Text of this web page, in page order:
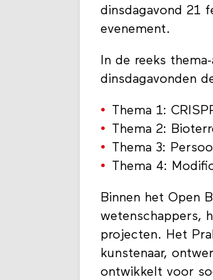
dinsdagavond 21
evenement.
In de reeks
dinsdagavonden
Thema 1:
Thema 2:
Thema 3:
Thema 4:
Binnen het Open
wetenschappers,
projecten. Het
kunstenaar,
ontwikkelt voor